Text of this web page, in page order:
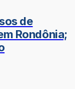
de
Rondônia;